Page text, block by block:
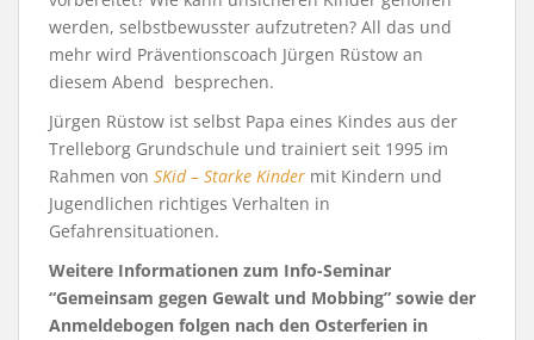
werden, selbstbewusster aufzutreten? All das und
mehr wird Präventionscoach Jürgen Rüstow an
diesem Abend besprechen.
Jürgen Rüstow ist selbst Papa eines Kindes aus der
Trelleborg Grundschule und trainiert seit 1995 im
Rahmen von SKid – Starke Kinder mit Kindern und
Jugendlichen richtiges Verhalten in
Gefahrensituationen.
Weitere Informationen zum Info-Seminar
“Gemeinsam gegen Gewalt und Mobbing” sowie der
Anmeldebogen folgen nach den Osterferien in